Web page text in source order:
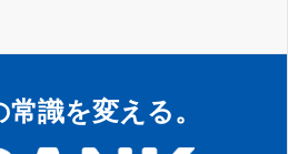
識を変える。